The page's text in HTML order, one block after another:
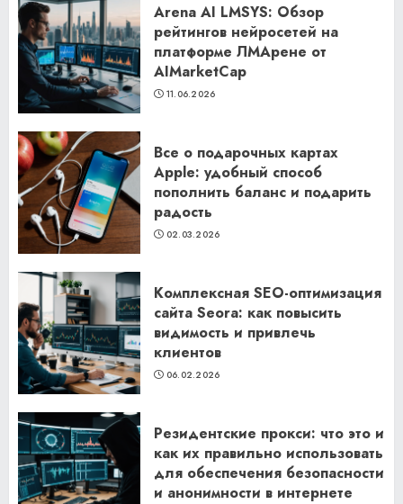
Arena AI LMSYS: Обзор
рейтингов нейросетей на
платформе ЛМАрене от
AIMarketCap
11.06.2026
Все о подарочных картах
Apple: удобный способ
пополнить баланс и подарить
радость
02.03.2026
Комплексная SEO-оптимизация
сайта Seora: как повысить
видимость и привлечь
клиентов
06.02.2026
Резидентские прокси: что это и
как их правильно использовать
для обеспечения безопасности
и анонимности в интернете